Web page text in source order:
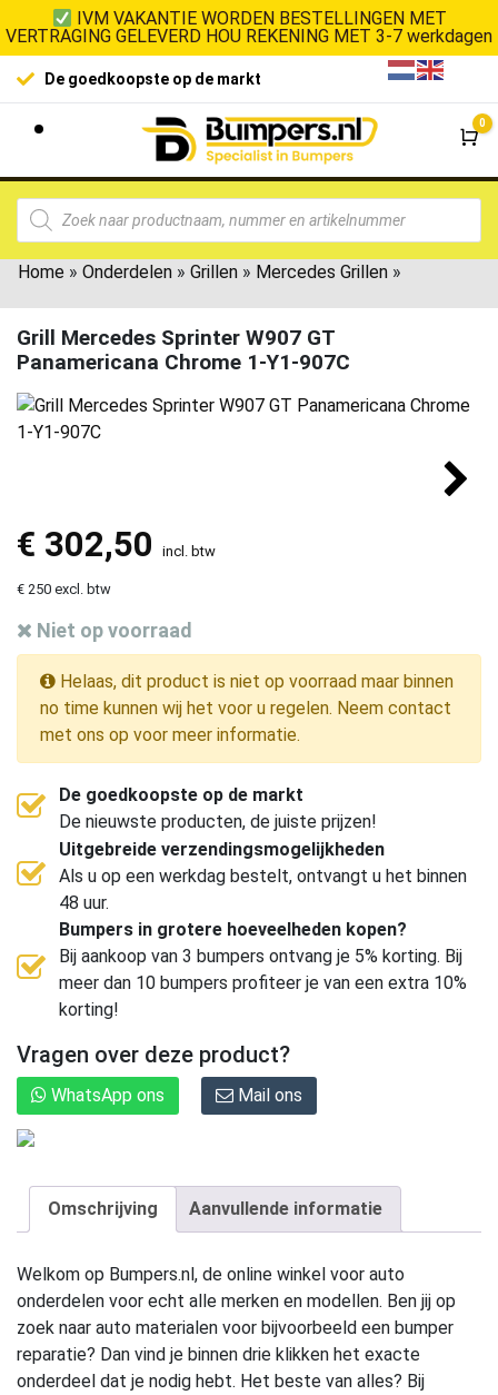
IVM VAKANTIE WORDEN BESTELLINGEN MET
VERTRAGING GELEVERD HOU REKENING MET 3-7 werkdagen
De goedkoopste op de markt
0
Home » Onderdelen » Grillen » Mercedes Grillen »
Grill Mercedes Sprinter W907 GT
Panamericana Chrome 1-Y1-907C
€ 302,50 incl. btw
€ 250 excl. btw
Niet op voorraad
Helaas, dit product is niet op voorraad maar binnen
no time kunnen wij het voor u regelen. Neem contact
met ons op voor meer informatie.
De goedkoopste op de markt
De nieuwste producten, de juiste prijzen!
Uitgebreide verzendingsmogelijkheden
Als u op een werkdag bestelt, ontvangt u het binnen
48 uur.
Bumpers in grotere hoeveelheden kopen?
Bij aankoop van 3 bumpers ontvang je 5% korting. Bij
meer dan 10 bumpers profiteer je van een extra 10%
korting!
Vragen over deze product?
WhatsApp ons Mail ons
Omschrijving Aanvullende informatie
Welkom op Bumpers.nl, de online winkel voor auto
onderdelen voor echt alle merken en modellen. Ben jij op
zoek naar auto materialen voor bijvoorbeeld een bumper
reparatie? Dan vind je binnen drie klikken het exacte
onderdeel dat je nodig hebt. Het beste van alles? Bij